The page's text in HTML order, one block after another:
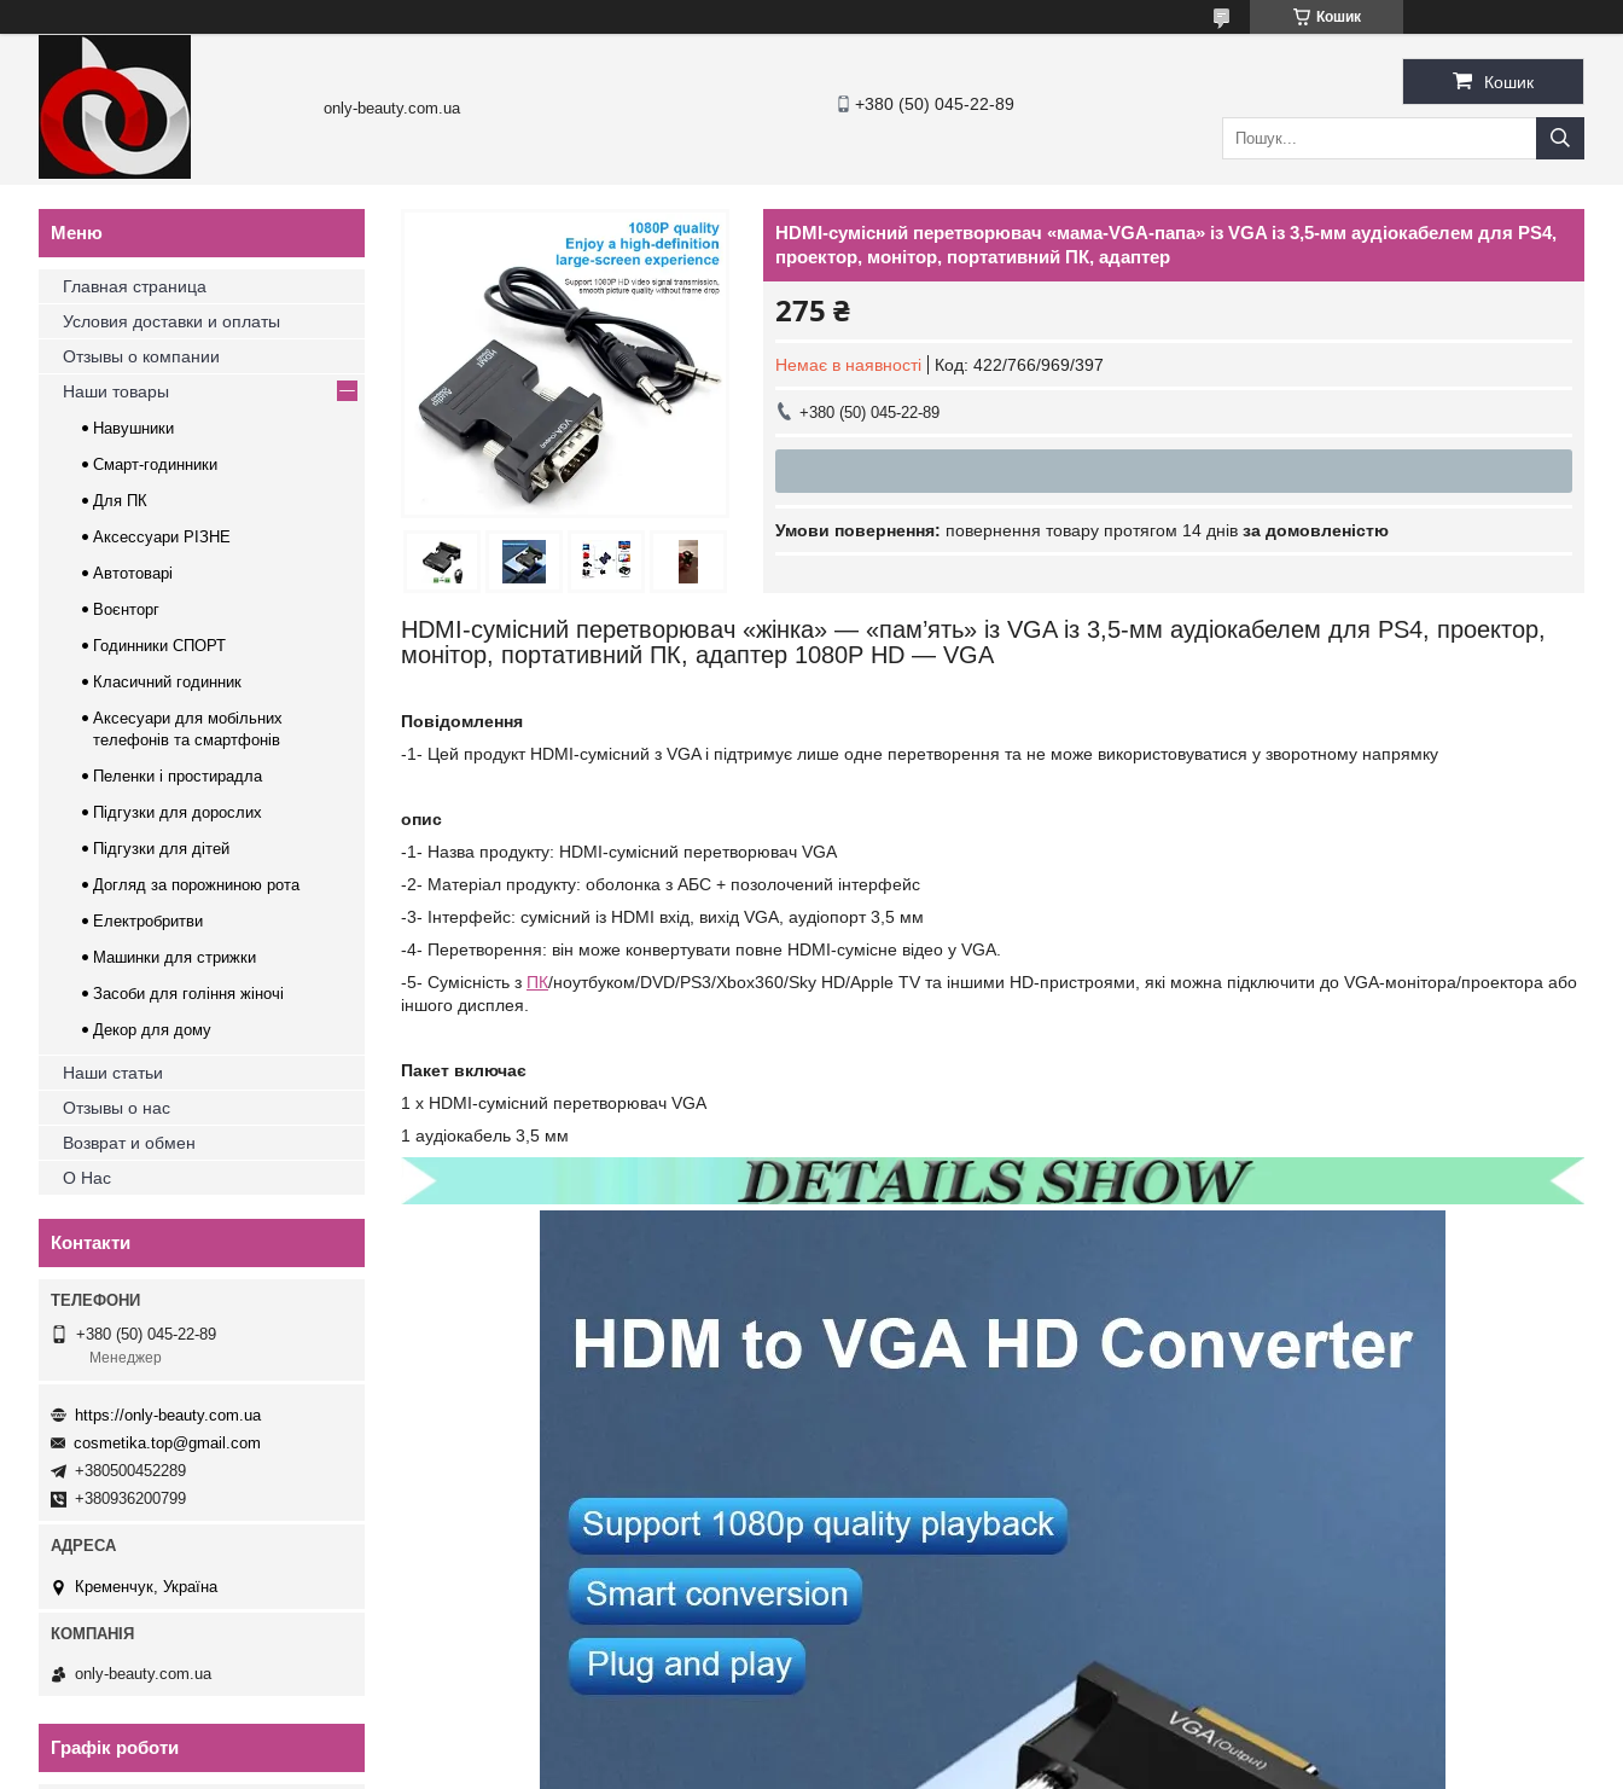
Кошик
only-beauty.com.ua +380 (50) 045-22-89
Кошик
HDMI-сумісний перетворювач «мама-VGA-папа» із VGA із 3,5-мм аудіокабелем для PS4,
проектор, монітор, портативний ПК, адаптер
275 ₴
Немає в наявності Код: 422/766/969/397
+380 (50) 045-22-89
повернення товару протягом 14 днів за домовленістю
HDMI-сумісний перетворювач «жінка» — «пам’ять» із VGA із 3,5-мм аудіокабелем для PS4, проектор,
монітор, портативний ПК, адаптер 1080P HD — VGA
Повідомлення
-1- Цей продукт HDMI-сумісний з VGA і підтримує лише одне перетворення та не може використовуватися у зворотному напрямку
опис
-1- Назва продукту: HDMI-сумісний перетворювач VGA
-2- Матеріал продукту: оболонка з АБС + позолочений інтерфейс
-3- Інтерфейс: сумісний із HDMI вхід, вихід VGA, аудіопорт 3,5 мм
-4- Перетворення: він може конвертувати повне HDMI-сумісне відео у VGA.
-5- Сумісність з ПК/ноутбуком/DVD/PS3/Xbox360/Sky HD/Apple TV та іншими HD-пристроями, які можна підключити до VGA-монітора/проектора або
іншого дисплея.
Пакет включає
1 x HDMI-сумісний перетворювач VGA
1 аудіокабель 3,5 мм
Главная страница
Условия доставки и оплаты
Отзывы о компании
Наши товары
Навушники
Смарт-годинники
Для ПК
Аксессуари РІЗНЕ
Автотоварі
Воєнторг
Годинники СПОРТ
Класичний годинник
Аксесуари для мобільних
телефонів та смартфонів
Пеленки і простирадла
Підгузки для дорослих
Підгузки для дітей
Догляд за порожниною рота
Електробритви
Машинки для стрижки
Засоби для гоління жіночі
Декор для дому
Наши статьи
Отзывы о нас
Возврат и обмен
О Нас
Контакти
+380 (50) 045-22-89
Менеджер
https://only-beauty.com.ua
cosmetika.top@gmail.com
+380500452289
+380936200799
Кременчук, Україна
only-beauty.com.ua
Графік роботи